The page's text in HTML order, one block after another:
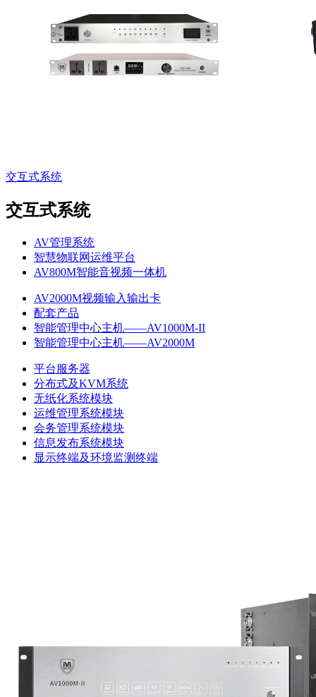
交互式系统
交互式系统
AV管理系统
智慧物联网运维平台
AV800M智能音视频一体机
AV2000M视频输入输出卡
配套产品
智能管理中心主机——AV1000M-II
智能管理中心主机——AV2000M
平台服务器
分布式及KVM系统
无纸化系统模块
运维管理系统模块
会务管理系统模块
信息发布系统模块
显示终端及环境监测终端